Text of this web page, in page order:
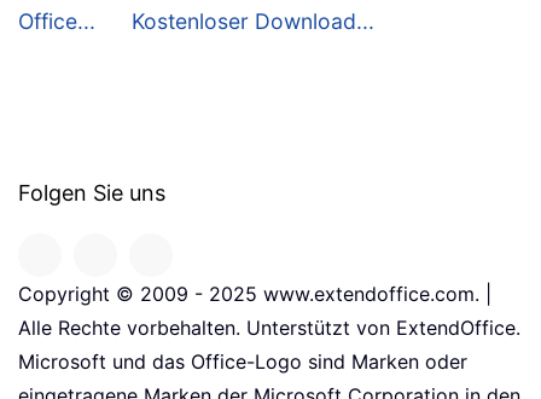
Office...
Kostenloser Download...
Folgen Sie uns
Copyright © 2009 - 2025 www.extendoffice.com. |
Alle Rechte vorbehalten. Unterstützt von ExtendOffice.
Microsoft und das Office-Logo sind Marken oder